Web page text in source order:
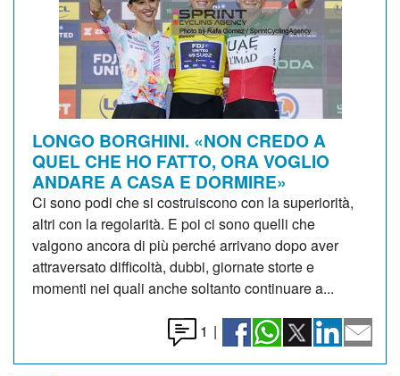
LONGO BORGHINI. «NON CREDO A
QUEL CHE HO FATTO, ORA VOGLIO
ANDARE A CASA E DORMIRE»
Ci sono podi che si costruiscono con la superiorità,
altri con la regolarità. E poi ci sono quelli che
valgono ancora di più perché arrivano dopo aver
attraversato difficoltà, dubbi, giornate storte e
momenti nei quali anche soltanto continuare a...
1 |